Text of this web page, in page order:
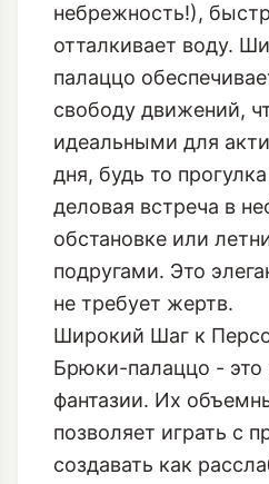
небрежность!),
отталкивает воду.
палаццо
свободу движений,
идеальными для
дня, будь то
деловая встреча в
обстановке или
подругами. Это
не требует жертв.
Широкий Шаг к
Брюки-палаццо - это
фантазии. Их
позволяет играть с
создавать как